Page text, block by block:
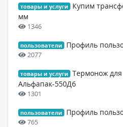
товары и услуги
Купим
мм
1346
пользователи Профиль
2077
товары и услуги
Термонож
Альфапак-550Д6
1301
пользователи Профиль
765